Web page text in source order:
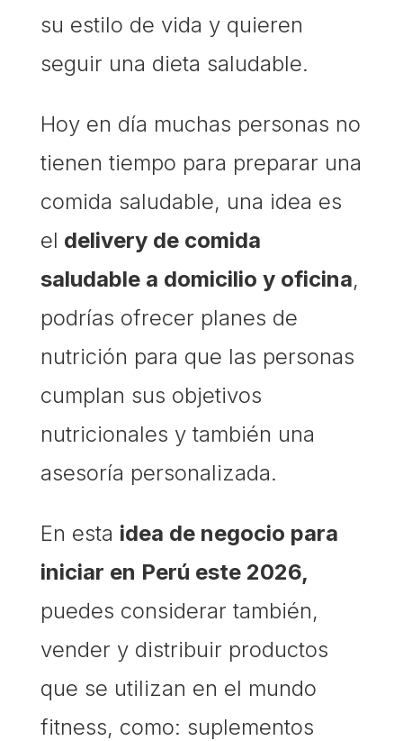
su estilo de vida y quieren
seguir una dieta saludable.
Hoy en día muchas personas no
tienen tiempo para preparar una
comida saludable, una idea es
el delivery de comida
saludable a domicilio y oficina,
podrías ofrecer planes de
nutrición para que las personas
cumplan sus objetivos
nutricionales y también una
asesoría personalizada.
En esta idea de negocio para
iniciar en Perú este 2026,
puedes considerar también,
vender y distribuir productos
que se utilizan en el mundo
fitness, como: suplementos